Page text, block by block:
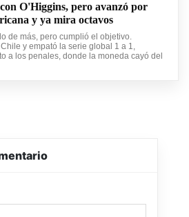
O'Higgins, pero avanzó por
y ya mira octavos
de más, pero cumplió el objetivo.
y empató la serie global 1 a 1,
a los penales, donde la moneda cayó del